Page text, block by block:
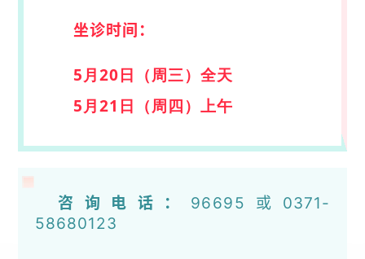
坐诊时间：
5月20日（周三）全天
5月21日（周四）上午
咨询电话： 96695或 0371-
58680123